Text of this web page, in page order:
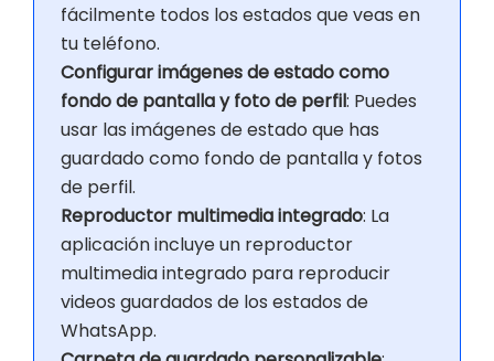
fácilmente todos los estados que veas en
tu teléfono.
Configurar imágenes de estado como
fondo de pantalla y foto de perfil: Puedes
usar las imágenes de estado que has
guardado como fondo de pantalla y fotos
de perfil.
Reproductor multimedia integrado: La
aplicación incluye un reproductor
multimedia integrado para reproducir
videos guardados de los estados de
WhatsApp.